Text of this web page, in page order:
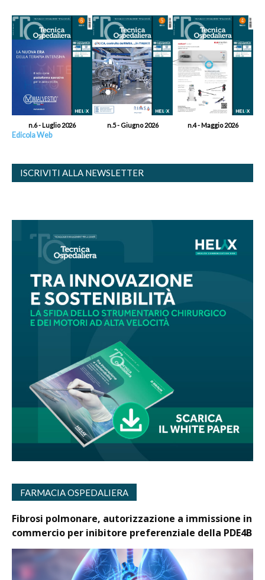
n.6 - Luglio 2026 n.5 - Giugno 2026 n.4 - Maggio 2026
Edicola Web
ISCRIVITI ALLA NEWSLETTER
FARMACIA OSPEDALIERA
Fibrosi polmonare, autorizzazione a immissione in
commercio per inibitore preferenziale della PDE4B